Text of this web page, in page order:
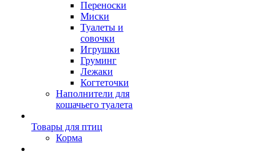
Переноски
Миски
Туалеты и
совочки
Игрушки
Груминг
Лежаки
Когтеточки
Наполнители для
кошачьего туалета
Товары для птиц
Корма